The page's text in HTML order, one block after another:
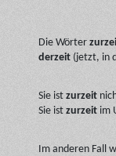
Die Wörter
derzeit (jetzt, in
Sie ist zurzeit
Sie ist zurzeit im
Im anderen Fall